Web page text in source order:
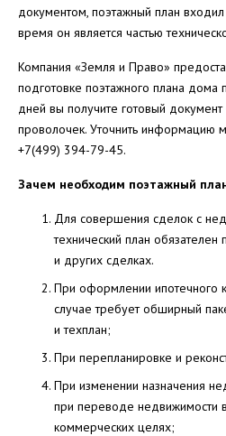
документом, поэтажный план
время он является частью
Компания «Земля и Право»
подготовке поэтажного плана
дней вы получите готовый
проволочек. Уточнить информацию
+7(499) 394-79-45.
Зачем необходим поэтажный
Для совершения сделок с
технический план
и других сделках.
При оформлении ипотечного
случае требует обширный
и техплан;
При перепланировке и
При изменении назначения
при переводе недвижимости
коммерческих целях;